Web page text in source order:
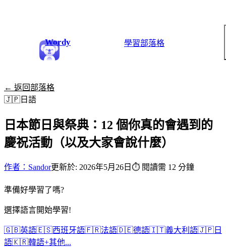
Wordy 學習部落格
← 返回部落格
🇯🇵 日語
日本節日與祭典：12 個你真的會遇到的
慶祝活動（以及大家會說什麼）
作者：Sandor更新於: 2026年5月26日 ⏱ 閱讀需 12 分鐘
準備好學習了嗎?
選擇語言開始學習!
🇬🇧英語🇪🇸西班牙語🇫🇷法語🇩🇪德語🇮🇹義大利語🇯🇵 日
語🇰🇷韓語+其他...